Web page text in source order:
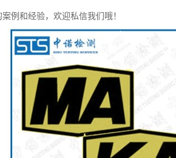
例和经验，欢迎私信我们哦！